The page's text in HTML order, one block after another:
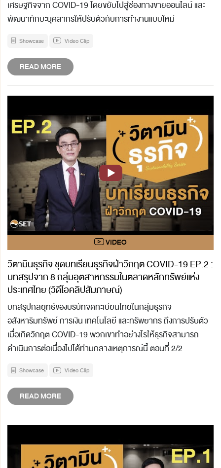
เศรษฐกิจจาก COVID-19 โดยขยับไปสู่ช่องทางขายออนไลน์ และ
พัฒนาทักษะบุคลากรให้ปรับตัวกับการทำงานแบบใหม่
Showcase Video Clip
READ MORE
วิตามินธุรกิจ ชุดบทเรียนธุรกิจฝ่าวิกฤต COVID-19 EP.2 :
บทสรุปจาก 8 กลุ่มอุตสาหกรรมในตลาดหลักทรัพย์แห่ง
ประเทศไทย (วิดีโอคลิปสัมภาษณ์)
บทสรุปกลยุทธ์ของบริษัทจดทะเบียนไทยในกลุ่มธุรกิจ
อสังหาริมทรัพย์ การเงิน เทคโนโลยี และทรัพยากร ถึงการปรับตัว
เมื่อเกิดวิกฤต COVID-19 พวกเขาทำอย่างไรให้ธุรกิจสามารถ
ดำเนินการต่อเนื่องไปได้ท่ามกลางเหตุการณ์นี้ ตอนที่ 2/2
Showcase Video Clip
READ MORE